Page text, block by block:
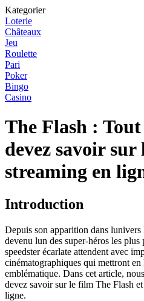
Kategorier
Loterie
Châteaux
Jeu
Roulette
Pari
Poker
Bingo
Casino
The Flash : Tout
devez savoir
streaming en
Introduction
Depuis son apparition dans
devenu lun des super-héros les
speedster écarlate attendent avec
cinématographiques qui mettront en
emblématique. Dans cet article,
devez savoir sur le film The Flash
ligne.